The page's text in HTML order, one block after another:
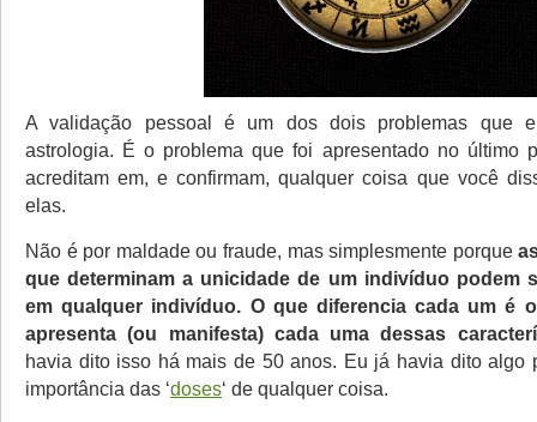
A validação pessoal é um dos dois problemas que
astrologia. É o problema que foi apresentado no último
acreditam em, e confirmam, qualquer coisa que você
elas.
Não é por maldade ou fraude, mas simplesmente porque
que determinam a unicidade de um indivíduo podem
em qualquer indivíduo. O que diferencia cada um é
apresenta (ou manifesta) cada uma dessas
havia dito isso há mais de 50 anos. Eu já havia dito algo
importância das ‘doses‘ de qualquer coisa.